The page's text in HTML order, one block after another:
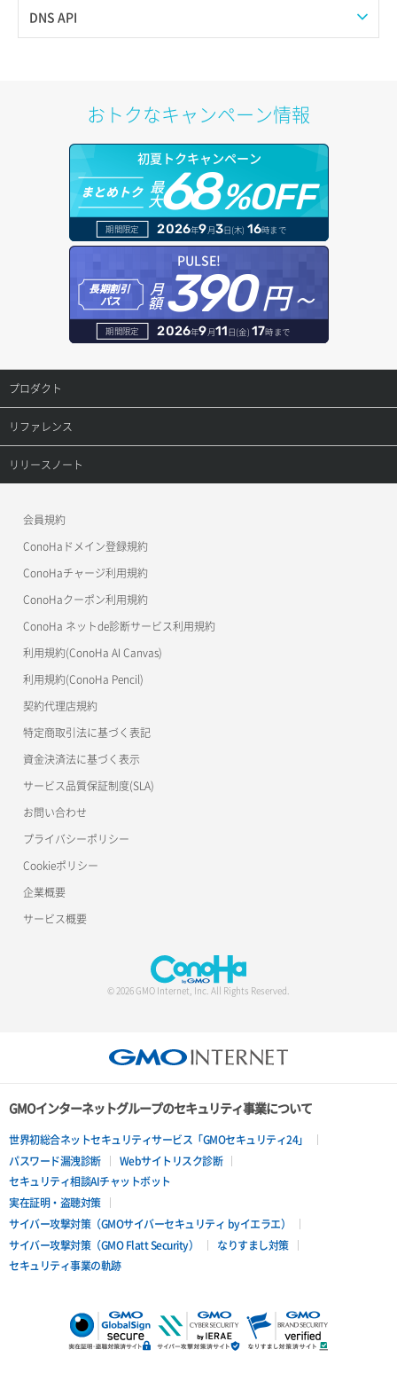
ポートデタッチ
ボリュームアタッチ
ボリュームデタッチ
Web公開
オブジェクトダウンロード
オブジェクトバージョン管理
オブジェクト一覧取得
オブジェクト削除
オブジェクト削除予約
オブジェクト複製
オブジェクト詳細取得
コンテナ一覧取得
コンテナ作成
コンテナ削除
ラージオブジェクトアップロード(DLO)
一時的Web公開
DNS API
ドメイン情報登録
ドメイン詳細取得
レコード一覧取得
レコード作成
レコード更新
レコード詳細取得
おトクなキャンペーン情報
初夏トクキャンペーン
まとめトク 最
大68%OFF
期間限定 2026年9月3日(木) 16時まで
PULSE!
長期割引
パス
月
額390円～
期間限定 2026年9月11日(金) 17時まで
プロダクト
プロダクトトップ
ConoHa VPS(Ver.3.0)
ConoHa for GAME
リファレンス
リファレンストップ
OpenStack CLI
Terraform
s3cmd
公開API(ConoHa VPS Ver.2.0)
リリースノート
会員規約
ConoHaドメイン登録規約
ConoHaチャージ利用規約
ConoHaクーポン利用規約
ConoHa ネットde診断サービス利用規約
利用規約(ConoHa AI Canvas)
利用規約(ConoHa Pencil)
契約代理店規約
特定商取引法に基づく表記
資金決済法に基づく表示
サービス品質保証制度(SLA)
お問い合わせ
プライバシーポリシー
Cookieポリシー
企業概要
サービス概要
© 2026 GMO Internet, Inc. All Rights Reserved.
GMOインターネットグループのセキュリティ事業について
世界初総合ネットセキュリティサービス「GMOセキュリティ24」
パスワード漏洩診断
Webサイトリスク診断
セキュリティ相談AIチャットボット
実在証明・盗聴対策
サイバー攻撃対策（GMOサイバーセキュリティ byイエラエ）
サイバー攻撃対策（GMO Flatt Security）
なりすまし対策
セキュリティ事業の軌跡